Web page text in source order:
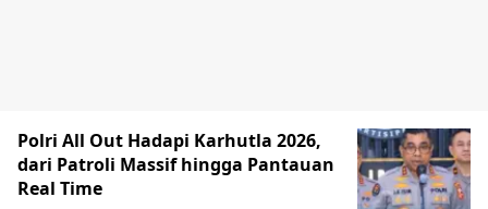
Polri All Out Hadapi Karhutla 2026,
dari Patroli Massif hingga Pantauan
Real Time